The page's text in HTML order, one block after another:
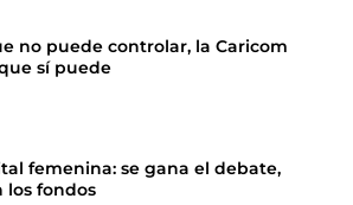
no puede controlar, la Caricom
sí puede
femenina: se gana el debate,
los fondos